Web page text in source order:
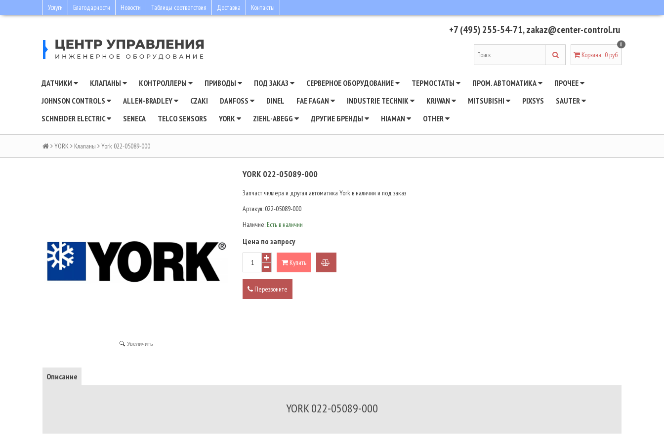
Услуги Благодарности Новости Таблицы соответствия Доставка Контакты
+7 (495) 255-54-71,zakaz@center-control.ru
Корзина:
0
0 руб
ДАТЧИКИ КЛАПАНЫ КОНТРОЛЛЕРЫ ПРИВОДЫ ПОД ЗАКАЗ СЕРВЕРНОЕ ОБОРУДОВАНИЕ ТЕРМОСТАТЫ ПРОМ. АВТОМАТИКА
ПРОЧЕЕ
JOHNSON CONTROLS
ALLEN-BRADLEY CZAKI DANFOSS DINEL FAE FAGAN INDUSTRIE TECHNIK KRIWAN MITSUBISHI PIXSYS
SAUTER
SCHNEIDER ELECTRIC
SENECA TELCO SENSORS YORK ZIEHL-ABEGG ДРУГИЕ БРЕНДЫ HIAMAN OTHER
YORK Клапаны York 022-05089-000
Увеличить
YORK 022-05089-000
Запчаст чиллера и другая автоматика York в наличии и под заказ
Артикул: 022-05089-000
Наличие: Есть в наличии
Цена по запросу
Купить
Перезвоните
Описание
YORK 022-05089-000